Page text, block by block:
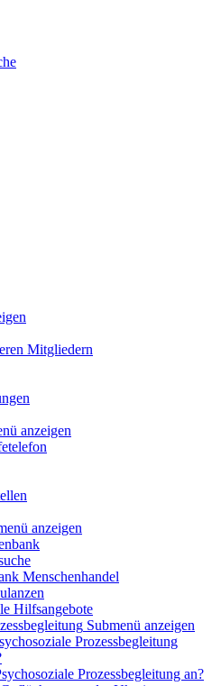
Mitgliedern
anzeigen
anzeigen
Menschenhandel
Hilfsangebote
Submenü anzeigen
Prozessbegleitung
Prozessbegleitung an?